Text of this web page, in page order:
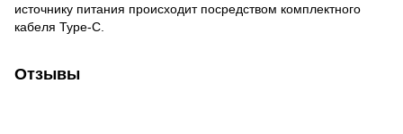
источнику питания происходит посредством комплектного
кабеля Type-C.
Отзывы